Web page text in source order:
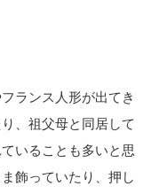
ランス人形が出てき
、祖父母と同居して
いることも多いと思
飾っていたり、押し